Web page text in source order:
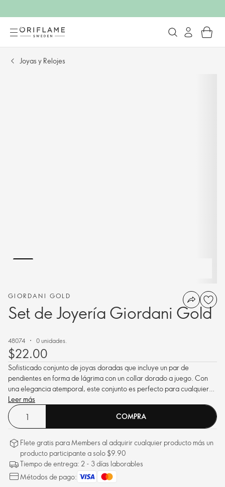
Joyas y Relojes
GIORDANI GOLD
Set de Joyería Giordani Gold
48074 0 unidades.
$22.00
Sofisticado conjunto de joyas doradas que incluye un par de
pendientes en forma de lágrima con un collar dorado a juego. Con
una elegancia atemporal, este conjunto es perfecto para cualquier
ocasión..
Leer más
COMPRA
Flete gratis para Members al adquirir cualquier producto más un
producto participante a solo $9.90
Tiempo de entrega: 2 - 3 días laborables
Métodos de pago: